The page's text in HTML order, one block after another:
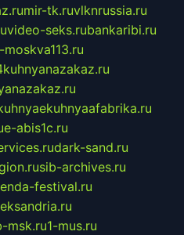
mir-tk.ruvlknrussia.ru
video-seks.rubankaribi.ru
e-abis1c.ru
dark-sand.ru
sib-archives.ru
festival.ru
msk.ru1-mus.ru